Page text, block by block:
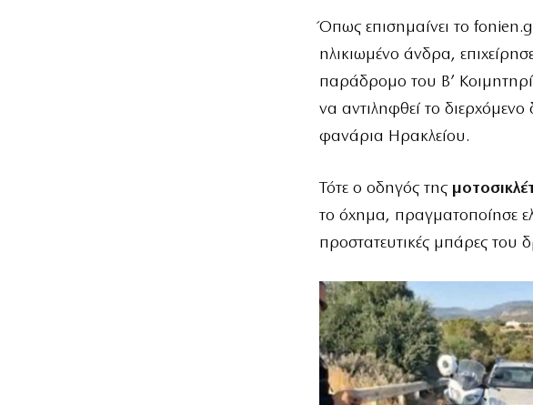
Όπως επισημαίνει το
ηλικιωμένο άνδρα,
παράδρομο του Β’
να αντιληφθεί το
φανάρια Ηρακλείου.
Τότε ο οδηγός της
το όχημα, πραγματοποίησε
προστατευτικές μπάρες του